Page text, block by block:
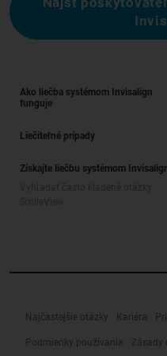
Ako liečba systémom Invisalign
funguje
Liečiteľné prípady
Získajte liečbu systémom
Najčastejšie otázky Kariéra
Podmienky používania Zásady